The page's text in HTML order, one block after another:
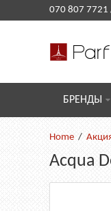
070 807 7721
БРЕНДЫ
Acqua